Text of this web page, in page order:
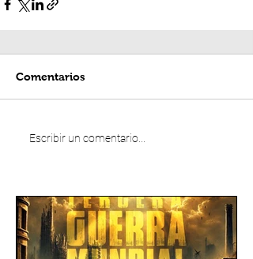
Comentarios
Escribir un comentario...